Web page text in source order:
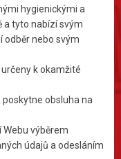
hygienickými a
a tyto nabízí svým
odběr nebo svým
k okamžité
obsluha na
výběrem
údajů a odesláním